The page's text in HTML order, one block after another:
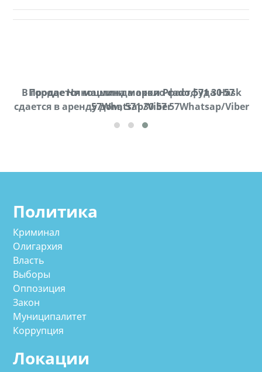
В городе Ниноцминда около фастфуда Hask
cдается в аренду дом, 571 30 57 57Whatsap/Viber
Продается машина марки Prado,571 30 57
57Whatsap/Viber
Политика
Криминал
Олигархия
Власть
Выборы
Оппозиция
Закон
Муниципалитет
Коррупция
Локации